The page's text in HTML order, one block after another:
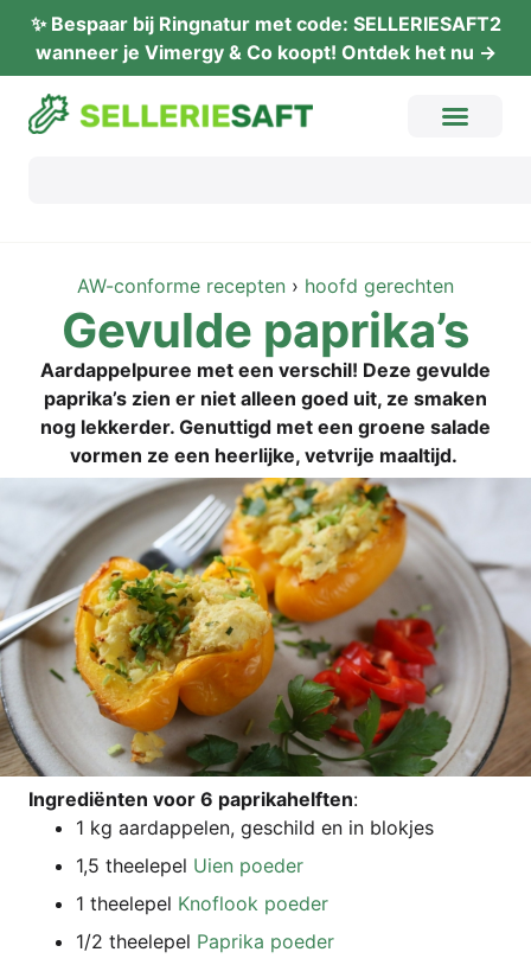
✨ Bes­paar bij Ring­na­tur met code: SELLERIESAFT2
wan­neer je Vimer­gy & Co koopt! Ont­dek het nu →
AW-con­for­me recep­ten › hoofd gerech­ten
Gevul­de paprika’s
Aard­ap­pel­pu­ree met een ver­schil! Deze gevul­de
paprika’s zien er niet alleen goed uit, ze sma­ken
nog lekker­der. Genut­tigd met een groe­ne sala­de
vor­men ze een heer­li­jke, vet­vri­je maaltijd.
Ingre­diën­ten voor 6 papri­ka­helf­ten:
1 kg aard­ap­pelen, geschild en in blokjes
1,5 thee­l­e­pel Uien poe­der
1 thee­l­e­pel Kno­flook poeder
1/2 thee­l­e­pel Papri­ka poeder